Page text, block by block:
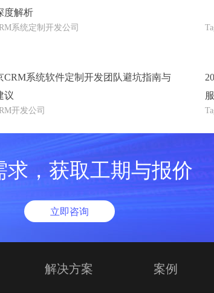
度解析
系统定制开发公司
CRM系统软件定制开发团队避坑指南与
议
开发公司
求，获取工期与报价
立即咨询
解决方案 案例